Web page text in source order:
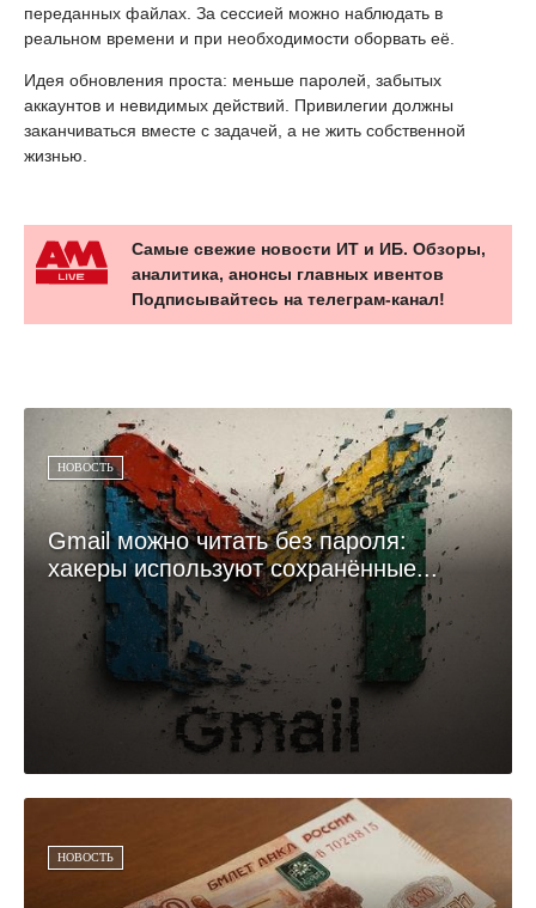
переданных файлах. За сессией можно наблюдать в
реальном времени и при необходимости оборвать её.
Идея обновления проста: меньше паролей, забытых
аккаунтов и невидимых действий. Привилегии должны
заканчиваться вместе с задачей, а не жить собственной
жизнью.
Самые свежие новости ИТ и ИБ. Обзоры,
аналитика, анонсы главных ивентов
Подписывайтесь на телеграм-канал!
НОВОСТЬ
Gmail можно читать без пароля:
хакеры используют сохранённые...
НОВОСТЬ